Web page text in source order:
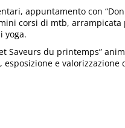
appuntamento con
corsi di mtb,
yoga.
Saveurs du printemps”
e valorizzazione